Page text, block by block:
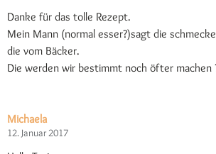
Danke für das tolle Rezept.
Mein Mann (normal esser?)sagt die
die vom Bäcker.
Die werden wir bestimmt noch öfter machen
Michaela
12. Januar 2017